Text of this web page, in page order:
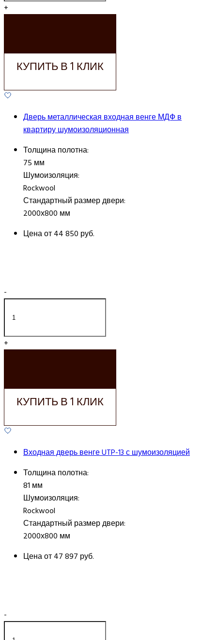
+
КУПИТЬ В 1 КЛИК
Дверь металлическая входная венге МДФ в
квартиру шумоизоляционная
Толщина полотна:
75 мм
Шумоизоляция:
Rockwool
Стандартный размер двери:
2000х800 мм
Цена от44 850 руб.
-
+
КУПИТЬ В 1 КЛИК
Входная дверь венге UTP-13 с шумоизоляцией
Толщина полотна:
81 мм
Шумоизоляция:
Rockwool
Стандартный размер двери:
2000х800 мм
Цена от47 897 руб.
-